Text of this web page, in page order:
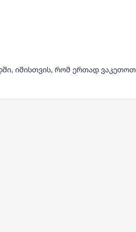
იმისთვის, რომ ერთად ვაკეთოთ